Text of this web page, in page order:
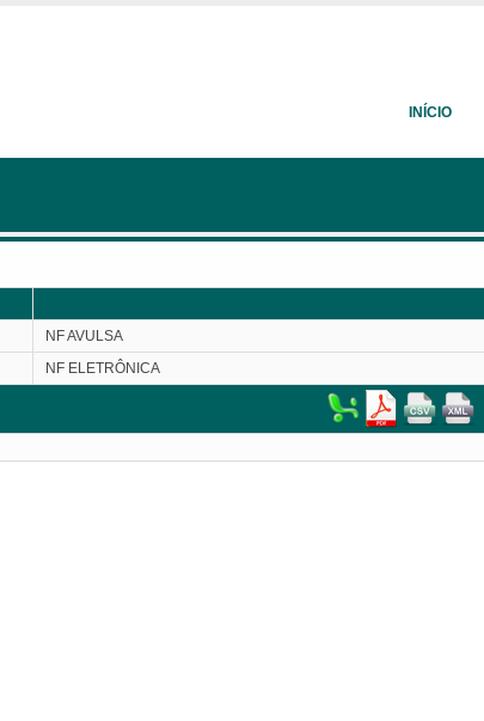
INÍCIO
NF AVULSA
NF ELETRÔNICA